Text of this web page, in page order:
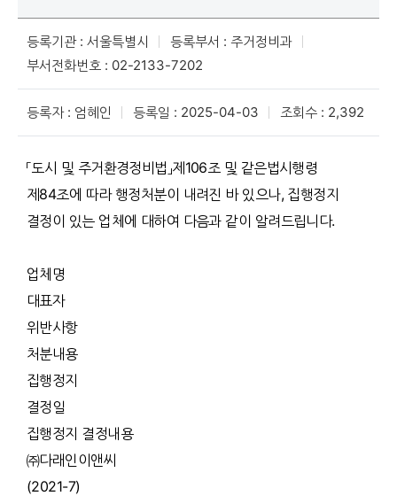
등록기관 : 서울특별시
등록부서 : 주거정비과
부서전화번호 : 02-2133-7202
등록자 : 엄혜인 등록일 : 2025-04-03 조회수 : 2,392
「도시 및 주거환경정비법」제106조 및 같은법시행령
제84조에 따라 행정처분이 내려진 바 있으나, 집행정지
결정이 있는 업체에 대하여 다음과 같이 알려드립니다.
업체명
대표자
위반사항
처분내용
집행정지
결정일
집행정지 결정내용
㈜다래인이앤씨
(2021-7)